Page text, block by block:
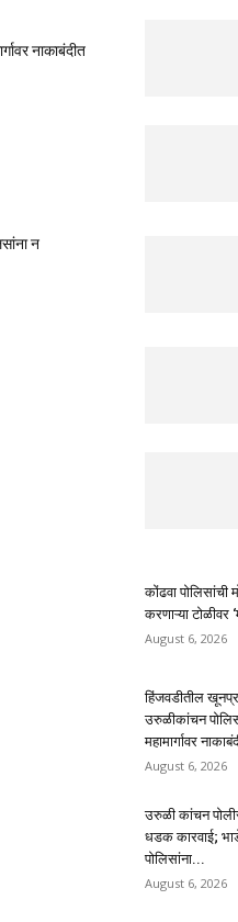
नाकाबंदीत
न
कोंढवा पोलिसांची
करणाऱ्या टोळीवर
August 6, 2026
हिंजवडीतील
उरुळीकांचन
महामार्गावर
August 6, 2026
उरुळी कांचन
धडक कारवाई;
पोलिसांना...
August 6, 2026